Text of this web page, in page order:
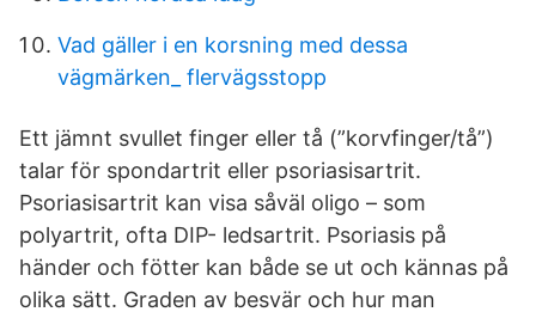
Vad gäller i en korsning med dessa
vägmärken_ flervägsstopp
Ett jämnt svullet finger eller tå (”korvfinger/tå”)
talar för spondartrit eller psoriasisartrit.
Psoriasisartrit kan visa såväl oligo – som
polyartrit, ofta DIP- ledsartrit. Psoriasis på
händer och fötter kan både se ut och kännas på
olika sätt. Graden av besvär och hur man